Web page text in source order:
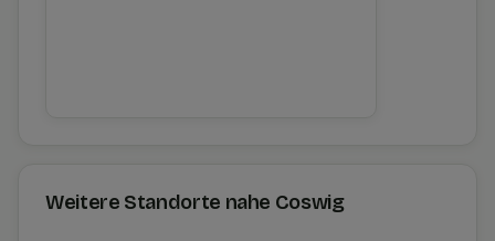
Weitere Standorte nahe Coswig